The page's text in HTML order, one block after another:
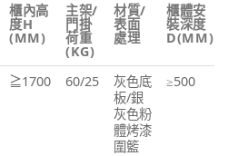
櫃內高
度H
(MM)
主架/
門掛
荷重
(KG)
材質/
表面
處理
櫃體安
裝深度
D(MM)
≧1700 60/25
灰色底
板/銀
灰色粉
體烤漆
圍籃
≥500